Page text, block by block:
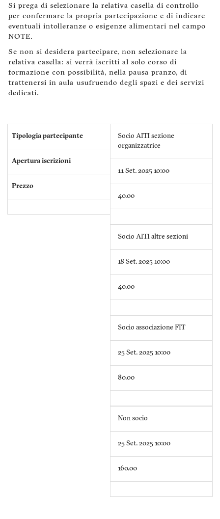
Si prega di selezionare la relativa casella di controllo
per confermare la propria partecipazione e di indicare
eventuali intolleranze o esigenze alimentari nel campo
NOTE.
Se non si desidera partecipare, non selezionare la
relativa casella: si verrà iscritti al solo corso di
formazione con possibilità, nella pausa pranzo, di
trattenersi in aula usufruendo degli spazi e dei servizi
dedicati.
Tipologia partecipante
Apertura iscrizioni
Prezzo
Socio AITI sezione
organizzatrice
11 Set. 2025 10:00
40.00
Socio AITI altre sezioni
18 Set. 2025 10:00
40.00
Socio associazione FIT
25 Set. 2025 10:00
80.00
Non socio
25 Set. 2025 10:00
160.00